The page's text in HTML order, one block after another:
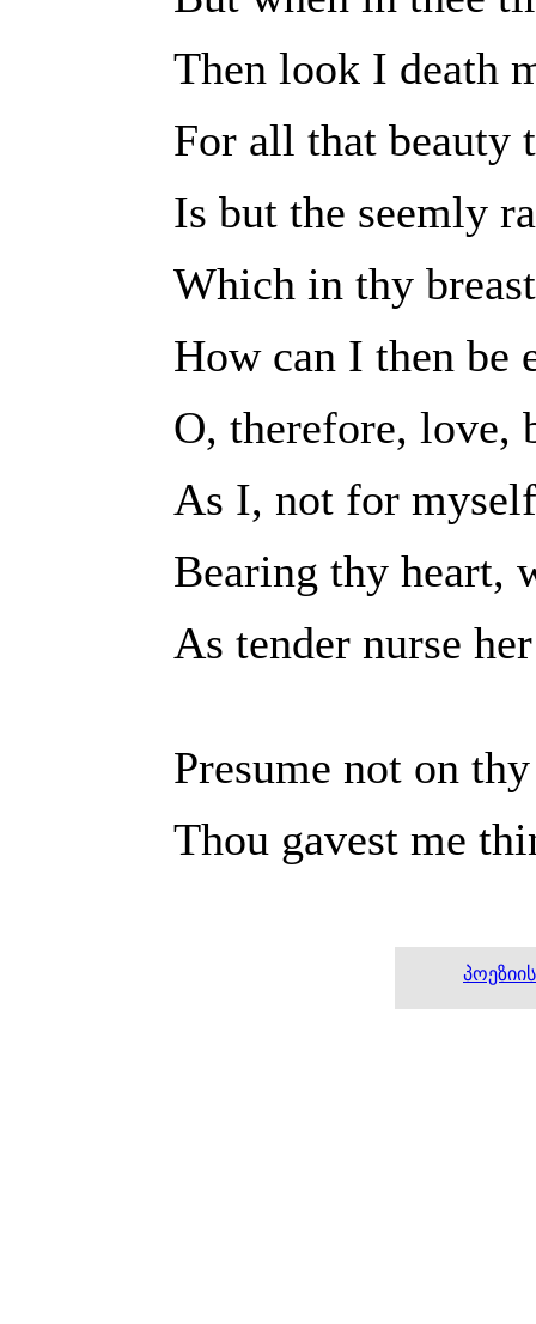
Then look I death
For all that beauty
Is but the seemly
Which in thy
How can I then be
O, therefore, love,
As I, not for
Bearing thy heart,
As tender nurse
Presume not on
Thou gavest me